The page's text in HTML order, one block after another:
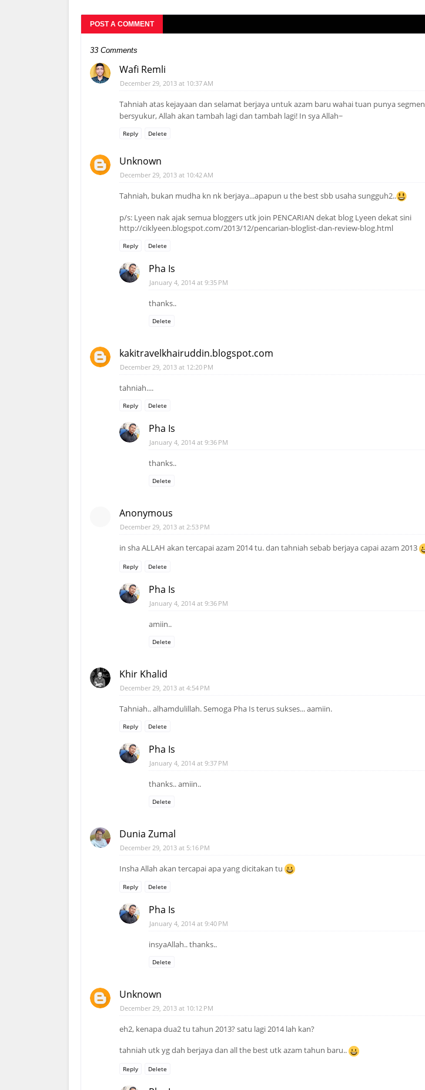
POST A COMMENT
33 Comments
Wafi Remli
December 29, 2013 at 10:37 AM
Tahniah atas kejayaan dan selamat berjaya untuk azam baru wahai tuan punya segmen
bersyukur, Allah akan tambah lagi dan tambah lagi! In sya Allah~
Reply Delete
Unknown
December 29, 2013 at 10:42 AM
Tahniah, bukan mudha kn nk berjaya...apapun u the best sbb usaha sungguh2..
p/s: Lyeen nak ajak semua bloggers utk join PENCARIAN dekat blog Lyeen dekat sini
http://ciklyeen.blogspot.com/2013/12/pencarian-bloglist-dan-review-blog.html
Reply Delete
Pha Is
January 4, 2014 at 9:35 PM
thanks..
Delete
kakitravelkhairuddin.blogspot.com
December 29, 2013 at 12:20 PM
tahniah....
Reply Delete
Pha Is
January 4, 2014 at 9:36 PM
thanks..
Delete
Anonymous
December 29, 2013 at 2:53 PM
in sha ALLAH akan tercapai azam 2014 tu. dan tahniah sebab berjaya capai azam 2013
Reply Delete
Pha Is
January 4, 2014 at 9:36 PM
amiin..
Delete
Khir Khalid
December 29, 2013 at 4:54 PM
Tahniah.. alhamdulillah. Semoga Pha Is terus sukses... aamiin.
Reply Delete
Pha Is
January 4, 2014 at 9:37 PM
thanks.. amiin..
Delete
Dunia Zumal
December 29, 2013 at 5:16 PM
Insha Allah akan tercapai apa yang dicitakan tu
Reply Delete
Pha Is
January 4, 2014 at 9:40 PM
insyaAllah.. thanks..
Delete
Unknown
December 29, 2013 at 10:12 PM
eh2, kenapa dua2 tu tahun 2013? satu lagi 2014 lah kan?
tahniah utk yg dah berjaya dan all the best utk azam tahun baru..
Reply Delete